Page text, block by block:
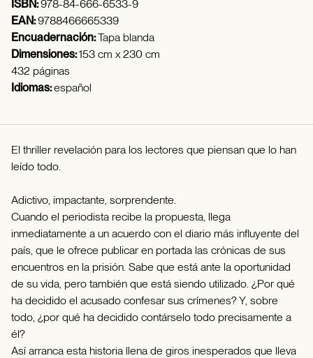
ISBN:978-84-666-6533-9
EAN:9788466665339
Encuadernación:Tapa blanda
Dimensiones:153 cm x 230 cm
432 páginas
Idiomas:español
El thriller revelación para los lectores que piensan que lo han
leído todo.
Adictivo, impactante, sorprendente.
Cuando el periodista recibe la propuesta, llega
inmediatamente a un acuerdo con el diario más influyente del
país, que le ofrece publicar en portada las crónicas de sus
encuentros en la prisión. Sabe que está ante la oportunidad
de su vida, pero también que está siendo utilizado. ¿Por qué
ha decidido el acusado confesar sus crímenes? Y, sobre
todo, ¿por qué ha decidido contárselo todo precisamente a
él?
Así arranca esta historia llena de giros inesperados que lleva